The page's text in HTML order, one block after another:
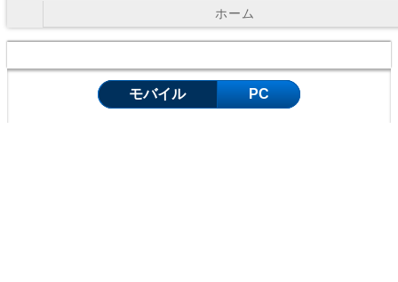
ホーム
モバイル PC